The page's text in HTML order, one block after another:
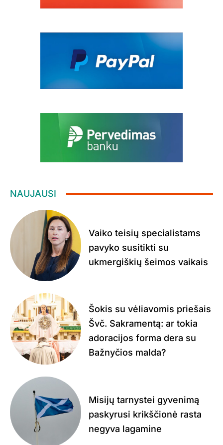
NAUJAUSI
Vaiko teisių specialistams
pavyko susitikti su
ukmergiškių šeimos vaikais
Šokis su vėliavomis priešais
Švč. Sakramentą: ar tokia
adoracijos forma dera su
Bažnyčios malda?
Misijų tarnystei gyvenimą
paskyrusi krikščionė rasta
negyva lagamine